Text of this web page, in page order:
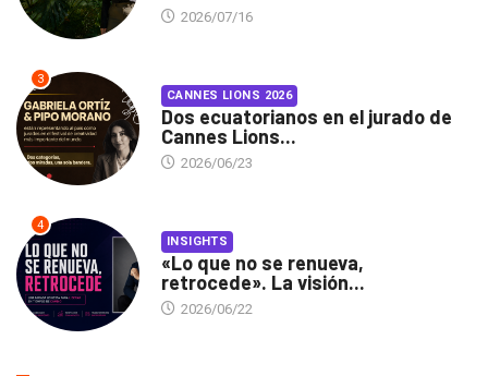
2026/07/16
3
CANNES LIONS 2026
Dos ecuatorianos en el jurado de
Cannes Lions...
2026/06/23
4
INSIGHTS
«Lo que no se renueva,
retrocede». La visión...
2026/06/22